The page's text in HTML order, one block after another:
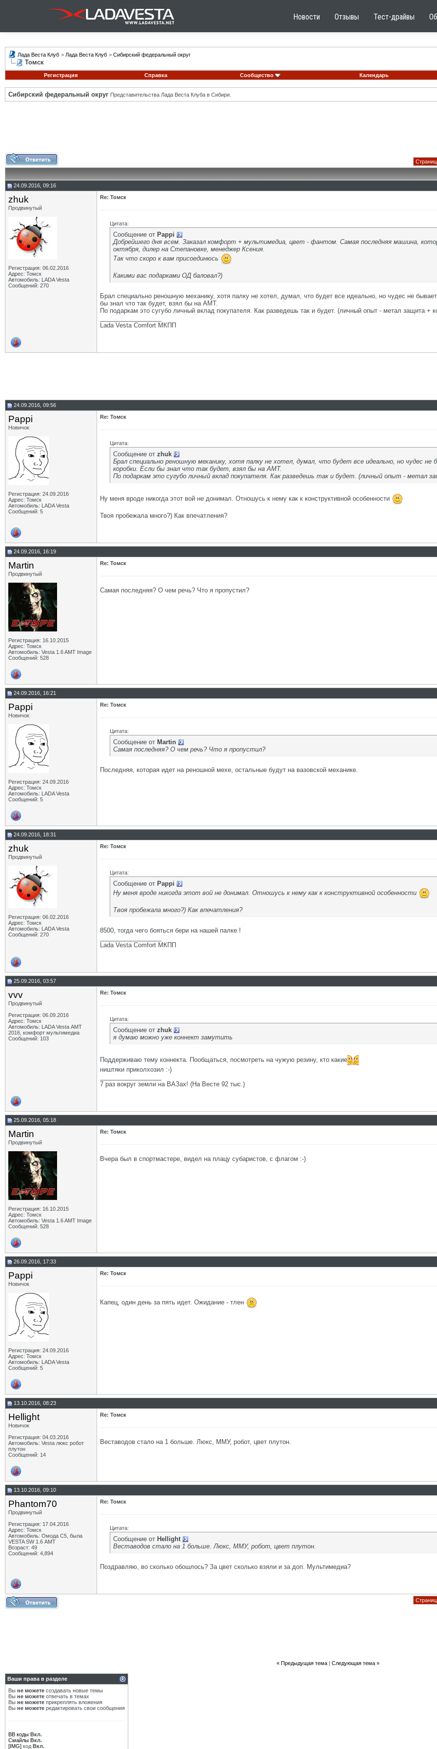
Новости Отзывы Тест-драйвы
Лада Веста Клуб > Лада Веста Клуб > Сибирский федеральный округ
Томск
Регистрация
Справка Сообщество Календарь
Сибирский федеральный округ Представительства Лада Веста Клуба в Сибири.
24.09.2016, 09:16
zhuk
Продвинутый
Регистрация: 06.02.2016
Адрес: Томск
Автомобиль: LADA Vesta
Сообщений: 270
Re: Томск
Цитата:
Сообщение от Pappi
Добрейшего дня всем. Заказал комфорт + мультимедиа, цвет - фантом. Самая последняя машина,
октября, дилер на Степановке, менеджер Ксения.
Так что скоро к вам присоединюсь
Какими вас подарками ОД баловал?)
Брал специально реношную механику, хотя палку не хотел, думал, что будет все идеально, но чудес не
бы знал что так будет, взял бы на АМТ.
По подаркам это сугубо личный вклад покупателя. Как разведешь так и будет. (личный опыт - метал защита +
Lada Vesta Comfort МКПП
24.09.2016, 09:56
Pappi
Новичок
Регистрация: 24.09.2016
Адрес: Томск
Автомобиль: LADA Vesta
Сообщений: 5
Re: Томск
Цитата:
Сообщение от zhuk
Брал специально реношную механику, хотя палку не хотел, думал, что будет все идеально, но чудес
коробки. Если бы знал что так будет, взял бы на АМТ.
По подаркам это сугубо личный вклад покупателя. Как разведешь так и будет. (личный опыт - метал
Ну меня вроде никогда этот вой не донимал. Отношусь к нему как к конструктивной особенности
Твоя пробежала много?) Как впечатления?
24.09.2016, 16:19
Martin
Продвинутый
Регистрация: 16.10.2015
Адрес: Томск
Автомобиль: Vesta 1.6 AMT Image
Сообщений: 528
Re: Томск
Самая последняя? О чем речь? Что я пропустил?
24.09.2016, 16:21
Pappi
Новичок
Регистрация: 24.09.2016
Адрес: Томск
Автомобиль: LADA Vesta
Сообщений: 5
Re: Томск
Цитата:
Сообщение от Martin
Самая последняя? О чем речь? Что я пропустил?
Последняя, которая идет на реношной мехе, остальные будут на вазовской механике.
24.09.2016, 18:31
zhuk
Продвинутый
Регистрация: 06.02.2016
Адрес: Томск
Автомобиль: LADA Vesta
Сообщений: 270
Re: Томск
Цитата:
Сообщение от Pappi
Ну меня вроде никогда этот вой не донимал. Отношусь к нему как к конструктивной особенности
Твоя пробежала много?) Как впечатления?
8500, тогда чего бояться бери на нашей палке !
Lada Vesta Comfort МКПП
25.09.2016, 03:57
vvv
Продвинутый
Регистрация: 06.09.2016
Адрес: Томск
Автомобиль: LADA Vesta АМТ
2016, комфорт мультимедиа
Сообщений: 103
Re: Томск
Цитата:
Сообщение от zhuk
я думаю можно уже коннект замутить
Поддерживаю тему коннекта. Пообщаться, посмотреть на чужую резину, кто какие
ништяки приколхозил :-)
7 раз вокруг земли на ВАЗах! (На Весте 92 тыс.)
25.09.2016, 05:18
Martin
Продвинутый
Регистрация: 16.10.2015
Адрес: Томск
Автомобиль: Vesta 1.6 AMT Image
Сообщений: 528
Re: Томск
Вчера был в спортмастере, видел на плацу субаристов, с флагом :-)
26.09.2016, 17:33
Pappi
Новичок
Регистрация: 24.09.2016
Адрес: Томск
Автомобиль: LADA Vesta
Сообщений: 5
Re: Томск
Капец, один день за пять идет. Ожидание - тлен
13.10.2016, 08:23
Hellight
Новичок
Регистрация: 04.03.2016
Автомобиль: Vesta люкс робот
плутон
Сообщений: 14
Re: Томск
Веставодов стало на 1 больше. Люкс, ММУ, робот, цвет плутон.
13.10.2016, 09:10
Phantom70
Продвинутый
Регистрация: 17.04.2016
Адрес: Томск
Автомобиль: Омода С5, была
VESTA SW 1.6 АМТ
Возраст: 49
Сообщений: 4,894
Re: Томск
Цитата:
Сообщение от Hellight
Веставодов стало на 1 больше. Люкс, ММУ, робот, цвет плутон.
Поздравляю, во сколько обошлось? За цвет сколько взяли и за доп. Мультимедиа?
« Предыдущая тема| Следующая тема »
Ваши права в разделе
Вы не можете создавать новые темы
Вы не можете отвечать в темах
Вы не можете прикреплять вложения
Вы не можете редактировать свои сообщения
BB коды Вкл.
Смайлы Вкл.
[IMG] код Вкл.